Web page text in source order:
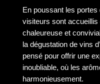
En poussant les
visiteurs sont
chaleureuse et
la dégustation de vins
pensé pour offrir une
inoubliable, où les
harmonieusement.